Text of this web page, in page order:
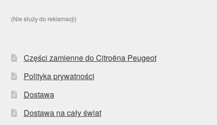
(Nie służy do reklamacji)
Części zamienne do Citroëna Peugeot
Polityka prywatności
Dostawa
Dostawa na cały świat